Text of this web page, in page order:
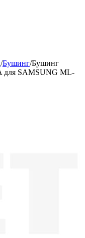
/Бушинг/Бушинг
для SAMSUNG ML-